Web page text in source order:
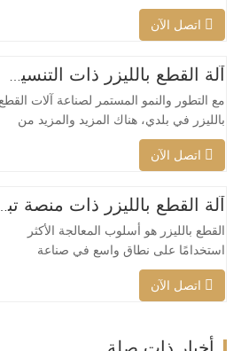
يمكنها تنفيذ عمليات قطع ذكية مختلفة للمواد
المختلفة، وتحسين سطح القطع، وقطع نطاق
وتكلفة أقل، ويمكن تطبيقها على كامل تغطية
ليزر منخفضة الطاقة إلى عالية الطاقة. يمكن
لرأس…
اتصل الآن
آلة القطع بالليزر ذات التنسيق الكبير جدًا رخيصة الثمن
مع التطور والنمو المستمر لصناعة آلات القطع
بالليزر في بلدي، هناك المزيد والمزيد من
أنواع آلات القطع بالليزر، ويتم إثراء نماذج
آلات القطع بالليزر باستمرار، كما أن جودة
بالليزر الكبرى تتحسن باستمرار تحسين. لقد
تم تحقيق تقدم كبير في البحث والتطوير
وإنتاج آلات…
اتصل الآن
آلة القطع بالليزر ذات منصة تبادل الطاقة العالية
القطع بالليزر هو أسلوب المعالجة الأكثر
استخدامًا على نطاق واسع في صناعة
المعالجة بالليزر. يحل الشعاع غير المرئي
محل السكين الميكانيكي التقليدي، ويتميز
والتنضيد التلقائي، وتوفير المواد، والشق
اتصل الآن